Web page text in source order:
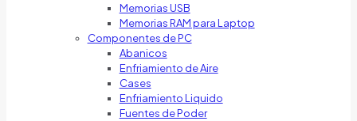
Memorias USB
Memorias RAM para Laptop
Componentes de PC
Abanicos
Enfriamiento de Aire
Cases
Enfriamiento Liquido
Fuentes de Poder